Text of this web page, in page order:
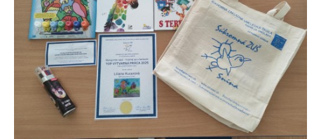
ČO NÁS ČAKÁ V ŠKÔLKE...
ZAUJÍMAVOSTI PRE RODIČOV
ORGANIZÁCIA DŇA